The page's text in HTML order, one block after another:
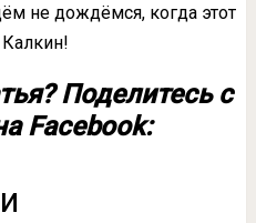
не дождёмся, когда этот
Поделитесь с
Facebook: